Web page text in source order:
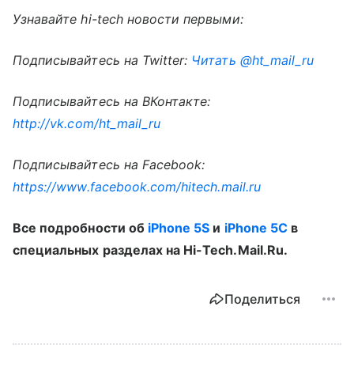
Узнавайте hi-tech новости первыми:
Подписывайтесь на Twitter: Читать @ht_mail_ru
Подписывайтесь на ВКонтакте:
http://vk.com/ht_mail_ru
Подписывайтесь на Facebook:
https://www.facebook.com/hitech.mail.ru
Все подробности об iPhone 5S и iPhone 5Cв
специальных разделах на Hi-Tech.Mail.Ru.
Поделиться